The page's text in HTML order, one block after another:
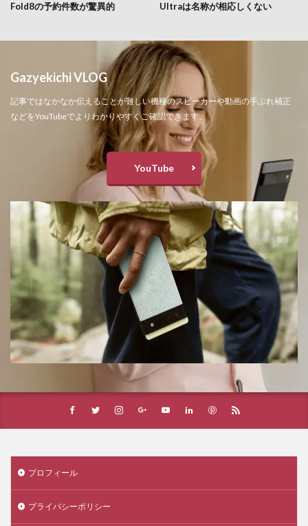
Fold8の予約件数が驚異的
Ultraは名称が相応しくない
Gazyekichi VLOG
記事ではなかなか伝えることが難しい機種のスピーカーや動画の手ぶれ補正
などをYouTubeでよりわかりやすくご確認できます。
YouTube
プロフィール
プライバシーポリシー